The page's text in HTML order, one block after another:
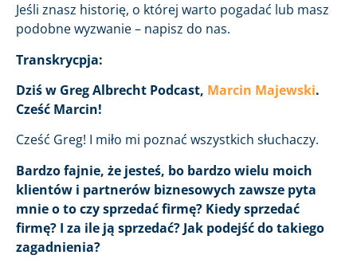
Jeśli znasz historię, o której warto pogadać lub masz
podobne wyzwanie – napisz do nas.
Transkrycpja:
Dziś w Greg Albrecht Podcast, Marcin Majewski.
Cześć Marcin!
Cześć Greg! I miło mi poznać wszystkich słuchaczy.
Bardzo fajnie, że jesteś, bo bardzo wielu moich
klientów i partnerów biznesowych zawsze pyta
mnie o to czy sprzedać firmę? Kiedy sprzedać
firmę? I za ile ją sprzedać? Jak podejść do takiego
zagadnienia?